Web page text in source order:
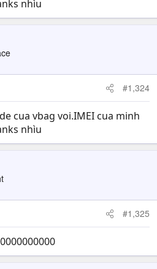
nhìu
#1,324
cua vbag voi.IMEI cua minh
nhìu
#1,325